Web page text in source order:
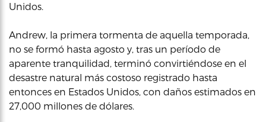
Unidos.
Andrew, la primera tormenta de aquella temporada,
no se formó hasta agosto y, tras un período de
aparente tranquilidad, terminó convirtiéndose en el
desastre natural más costoso registrado hasta
entonces en Estados Unidos, con daños estimados en
27,000 millones de dólares.